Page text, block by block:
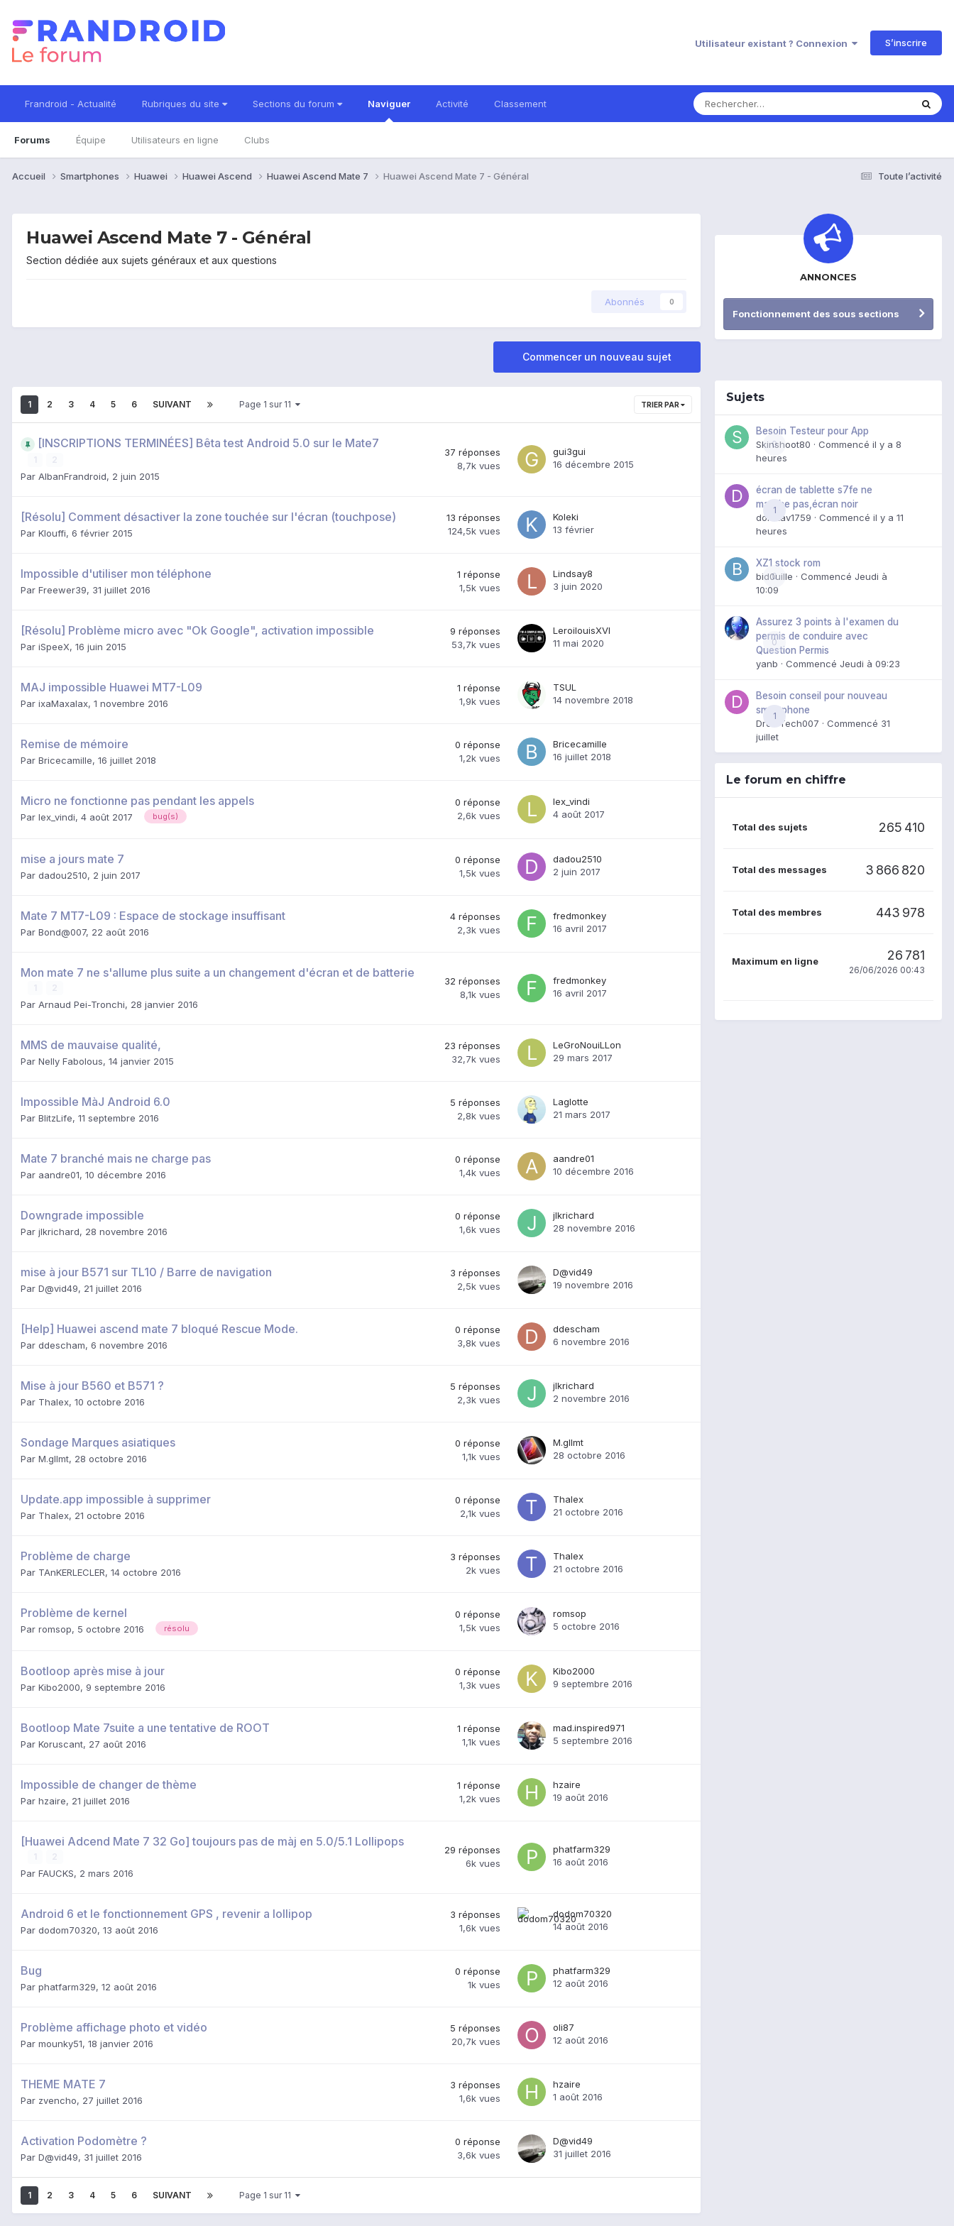
Utilisateur existant ? Connexion S’inscrire
Frandroid - Actualité Rubriques du site Sections du forum Naviguer
Forums Équipe Utilisateurs en ligne Clubs
Activité Classement
Toute l’activité
Accueil Smartphones Huawei Huawei Ascend Huawei Ascend Mate 7 Huawei Ascend Mate 7 - Général
Huawei Ascend Mate 7 - Général
Section dédiée aux sujets généraux et aux questions
Abonnés 0
Commencer un nouveau sujet
TRIER PAR
1 2 3 4 5 6 SUIVANT Page 1 sur 11
[INSCRIPTIONS TERMINÉES] Bêta test Android 5.0 sur le Mate7
Par AlbanFrandroid, 2 juin 2015
37 réponses
8,7k vues
gui3gui
16 décembre 2015
[Résolu] Comment désactiver la zone touchée sur l'écran (touchpose)
Par Klouffi, 6 février 2015
13 réponses
124,5k vues
Koleki
13 février
Impossible d'utiliser mon téléphone
Par Freewer39, 31 juillet 2016
1 réponse
1,5k vues
Lindsay8
3 juin 2020
[Résolu] Problème micro avec "Ok Google", activation impossible
Par iSpeeX, 16 juin 2015
9 réponses
53,7k vues
LeroilouisXVI
11 mai 2020
MAJ impossible Huawei MT7-L09
Par ixaMaxalax, 1 novembre 2016
1 réponse
1,9k vues
TSUL
14 novembre 2018
Remise de mémoire
Par Bricecamille, 16 juillet 2018
0 réponse
1,2k vues
Bricecamille
16 juillet 2018
Micro ne fonctionne pas pendant les appels
Par lex_vindi, 4 août 2017 bug(s)
0 réponse
2,6k vues
lex_vindi
4 août 2017
mise a jours mate 7
Par dadou2510, 2 juin 2017
0 réponse
1,5k vues
dadou2510
2 juin 2017
Mate 7 MT7-L09 : Espace de stockage insuffisant
Par Bond@007, 22 août 2016
4 réponses
2,3k vues
fredmonkey
16 avril 2017
Mon mate 7 ne s'allume plus suite a un changement d'écran et de batterie
Par Arnaud Pei-Tronchi, 28 janvier 2016
32 réponses
8,1k vues
fredmonkey
16 avril 2017
MMS de mauvaise qualité,
Par Nelly Fabolous, 14 janvier 2015
23 réponses
32,7k vues
LeGroNouiLLon
29 mars 2017
Impossible MàJ Android 6.0
Par BlitzLife, 11 septembre 2016
5 réponses
2,8k vues
Laglotte
21 mars 2017
Mate 7 branché mais ne charge pas
Par aandre01, 10 décembre 2016
0 réponse
1,4k vues
aandre01
10 décembre 2016
Downgrade impossible
Par jlkrichard, 28 novembre 2016
0 réponse
1,6k vues
jlkrichard
28 novembre 2016
mise à jour B571 sur TL10 / Barre de navigation
Par D@vid49, 21 juillet 2016
3 réponses
2,5k vues
D@vid49
19 novembre 2016
[Help] Huawei ascend mate 7 bloqué Rescue Mode.
Par ddescham, 6 novembre 2016
0 réponse
3,8k vues
ddescham
6 novembre 2016
Mise à jour B560 et B571 ?
Par Thalex, 10 octobre 2016
5 réponses
2,3k vues
jlkrichard
2 novembre 2016
Sondage Marques asiatiques
Par M.gllmt, 28 octobre 2016
0 réponse
1,1k vues
M.gllmt
28 octobre 2016
Update.app impossible à supprimer
Par Thalex, 21 octobre 2016
0 réponse
2,1k vues
Thalex
21 octobre 2016
Problème de charge
Par TAnKERLECLER, 14 octobre 2016
3 réponses
2k vues
Thalex
21 octobre 2016
Problème de kernel
Par romsop, 5 octobre 2016 résolu
0 réponse
1,5k vues
romsop
5 octobre 2016
Bootloop après mise à jour
Par Kibo2000, 9 septembre 2016
0 réponse
1,3k vues
Kibo2000
9 septembre 2016
Bootloop Mate 7suite a une tentative de ROOT
Par Koruscant, 27 août 2016
1 réponse
1,1k vues
mad.inspired971
5 septembre 2016
Impossible de changer de thème
Par hzaire, 21 juillet 2016
1 réponse
1,2k vues
hzaire
19 août 2016
[Huawei Adcend Mate 7 32 Go] toujours pas de màj en 5.0/5.1 Lollipops
Par FAUCKS, 2 mars 2016
29 réponses
6k vues
phatfarm329
16 août 2016
Android 6 et le fonctionnement GPS , revenir a lollipop
Par dodom70320, 13 août 2016
3 réponses
1,6k vues
dodom70320
14 août 2016
Bug
Par phatfarm329, 12 août 2016
0 réponse
1k vues
phatfarm329
12 août 2016
Problème affichage photo et vidéo
Par mounky51, 18 janvier 2016
5 réponses
20,7k vues
oli87
12 août 2016
THEME MATE 7
Par zvencho, 27 juillet 2016
3 réponses
1,6k vues
hzaire
1 août 2016
Activation Podomètre ?
Par D@vid49, 31 juillet 2016
0 réponse
3,6k vues
D@vid49
31 juillet 2016
1 2 3 4 5 6 SUIVANT Page 1 sur 11
ANNONCES
Fonctionnement des sous sections
Sujets
0
Besoin Testeur pour App
Skinshoot80 · Commencé il y a 8
heures
1
écran de tablette s7fe ne
marche pas,écran noir
domxav1759 · Commencé il y a 11
heures
0
XZ1 stock rom
bid0uille · Commencé Jeudi à
10:09
0
Assurez 3 points à l'examen du
permis de conduire avec
Question Permis
yanb · Commencé Jeudi à 09:23
1
Besoin conseil pour nouveau
smartphone
DroidTech007 · Commencé 31
juillet
Le forum en chiffre
Total des sujets 265 410
Total des messages 3 866 820
Total des membres 443 978
Maximum en ligne 26 781
26/06/2026 00:43